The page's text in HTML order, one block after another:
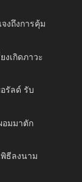
งถึงการคุ้ม
เกิดภาวะ
รัลด์ รับ
อมมาตัก
ธีลงนาม